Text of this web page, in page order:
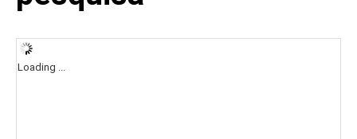
Loading ...